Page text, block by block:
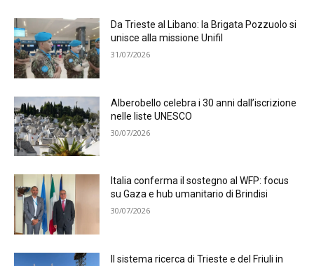
Da Trieste al Libano: la Brigata Pozzuolo si
unisce alla missione Unifil
31/07/2026
Alberobello celebra i 30 anni dall’iscrizione
nelle liste UNESCO
30/07/2026
Italia conferma il sostegno al WFP: focus
su Gaza e hub umanitario di Brindisi
30/07/2026
Il sistema ricerca di Trieste e del Friuli in